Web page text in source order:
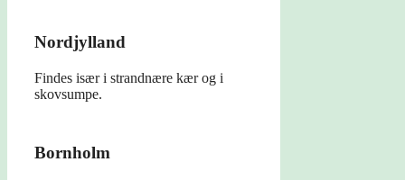
Nordjylland
Findes især i strandnære kær og i
skovsumpe.
Bornholm